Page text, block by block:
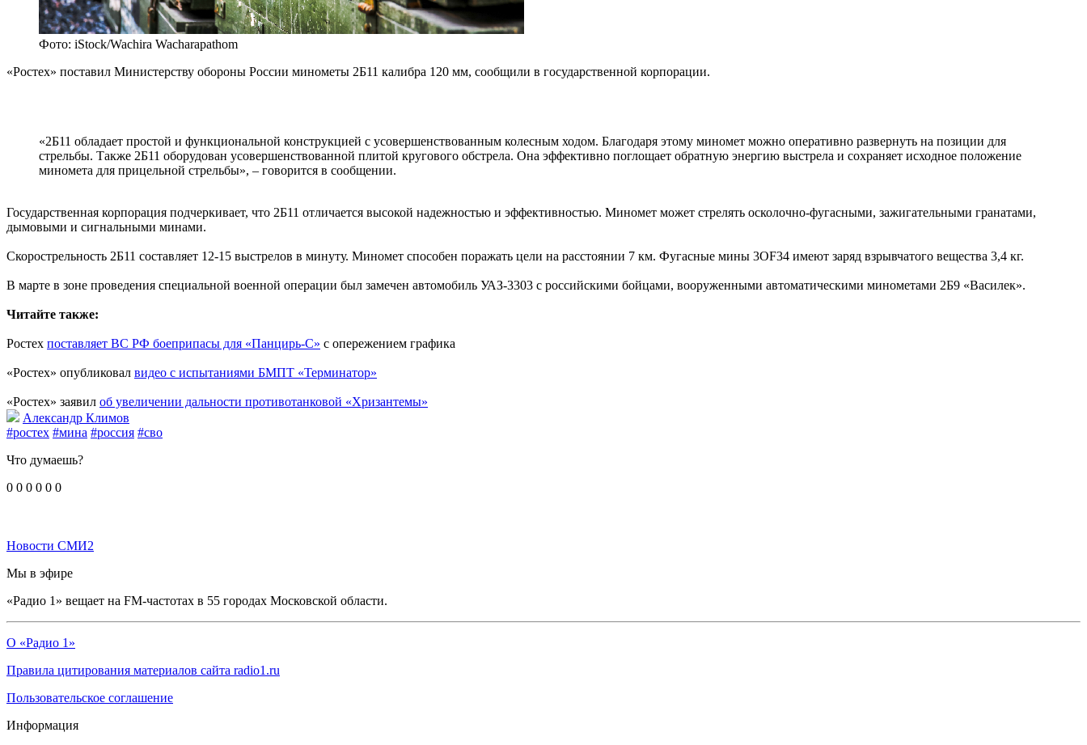
Фото: iStock/Wachira Wacharapathom
«Ростех» поставил Министерству обороны России минометы 2Б11 калибра 120 мм, сообщили в государственной корпорации.
«2Б11 обладает простой и функциональной конструкцией с усовершенствованным колесным ходом. Благодаря этому миномет можно оперативно развернуть на позиции для
стрельбы. Также 2Б11 оборудован усовершенствованной плитой кругового обстрела. Она эффективно поглощает обратную энергию выстрела и сохраняет исходное положение
миномета для прицельной стрельбы», – говорится в сообщении.
Государственная корпорация подчеркивает, что 2Б11 отличается высокой надежностью и эффективностью. Миномет может стрелять осколочно-фугасными, зажигательными гранатами,
дымовыми и сигнальными минами.
Скорострельность 2Б11 составляет 12-15 выстрелов в минуту. Миномет способен поражать цели на расстоянии 7 км. Фугасные мины 3OF34 имеют заряд взрывчатого вещества 3,4 кг.
В марте в зоне проведения специальной военной операции был замечен автомобиль УАЗ-3303 с российскими бойцами, вооруженными автоматическими минометами 2Б9 «Василек».
Читайте также:
Ростех поставляет ВС РФ боеприпасы для «Панцирь-С» с опережением графика
«Ростех» опубликовал видео с испытаниями БМПТ «Терминатор»
«Ростех» заявил об увеличении дальности противотанковой «Хризантемы»
Александр Климов
#ростех #мина #россия #сво
Что думаешь?
0 0 0 0 0 0
Новости СМИ2
Мы в эфире
«Радио 1» вещает на FM-частотах в 55 городах Московской области.
О «Радио 1»
Правила цитирования материалов сайта radio1.ru
Пользовательское соглашение
Информация